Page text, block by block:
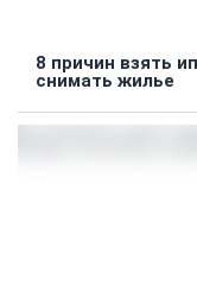
8 причин взять
снимать жилье